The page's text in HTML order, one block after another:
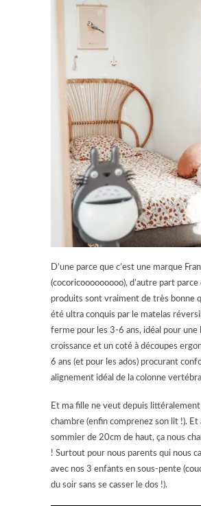
D’une parce que c’est une marque
(cocoricooooooooo), d’autre part parce
produits sont vraiment de très bonne
été ultra conquis par le matelas
ferme pour les 3-6 ans, idéal pour une
croissance et un coté à découpes
6 ans (et pour les ados) procurant
alignement idéal de la colonne
Et ma fille ne veut depuis
chambre (enfin comprenez son lit !). Et
sommier de 20cm de haut, ça nous
! Surtout pour nous parents qui nous
avec nos 3 enfants en sous-pente
du soir sans se casser le dos !).